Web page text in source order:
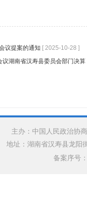
议提案的通知 [ 2025-10-28 ]
湖南省汉寿县委员会部门决算
主办：中国人民政治协
地址：湖南省汉寿县龙
备案序号